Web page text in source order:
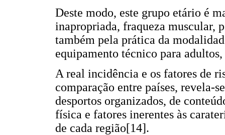
Deste modo, este grupo etário é
inapropriada, fraqueza muscular,
também pela prática da
equipamento técnico para
A real incidência e os fatores de
comparação entre países, revela-
desportos organizados, de
física e fatores inerentes às
de cada região[14].